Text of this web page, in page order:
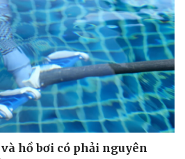
hồ bơi có phải nguyên